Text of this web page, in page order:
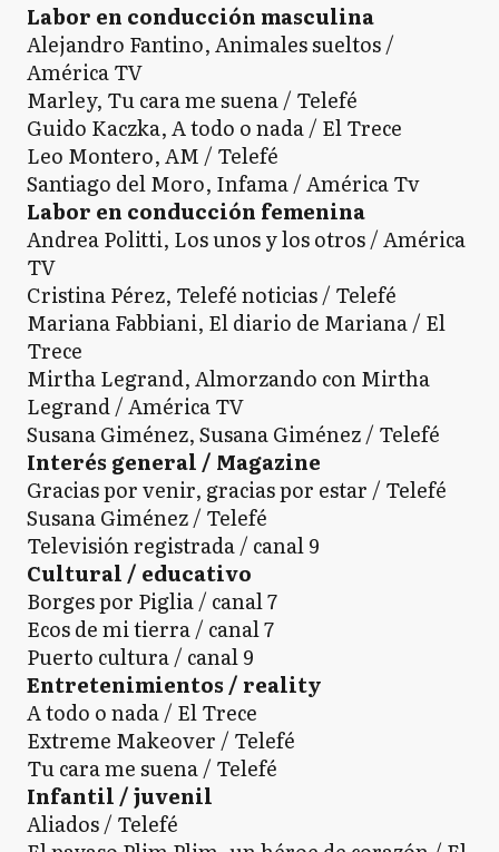
Labor en conducción masculina
Alejandro Fantino, Animales sueltos /
América TV
Marley, Tu cara me suena / Telefé
Guido Kaczka, A todo o nada / El Trece
Leo Montero, AM / Telefé
Santiago del Moro, Infama / América Tv
Labor en conducción femenina
Andrea Politti, Los unos y los otros / América
TV
Cristina Pérez, Telefé noticias / Telefé
Mariana Fabbiani, El diario de Mariana / El
Trece
Mirtha Legrand, Almorzando con Mirtha
Legrand / América TV
Susana Giménez, Susana Giménez / Telefé
Interés general / Magazine
Gracias por venir, gracias por estar / Telefé
Susana Giménez / Telefé
Televisión registrada / canal 9
Cultural / educativo
Borges por Piglia / canal 7
Ecos de mi tierra / canal 7
Puerto cultura / canal 9
Entretenimientos / reality
A todo o nada / El Trece
Extreme Makeover / Telefé
Tu cara me suena / Telefé
Infantil / juvenil
Aliados / Telefé